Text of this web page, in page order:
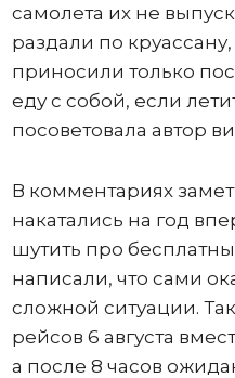
самолета их не
раздали по
приносили только
еду с собой, если
посоветовала автор
В комментариях
накатались на год
шутить про
написали, что сами
сложной ситуации.
рейсов 6 августа
а после 8 часов